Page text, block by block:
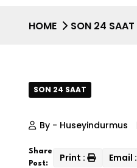
HOME SON 24 SAAT
SON 24 SAAT
By - Huseyindurmus
Share
Post:
Print : Email :